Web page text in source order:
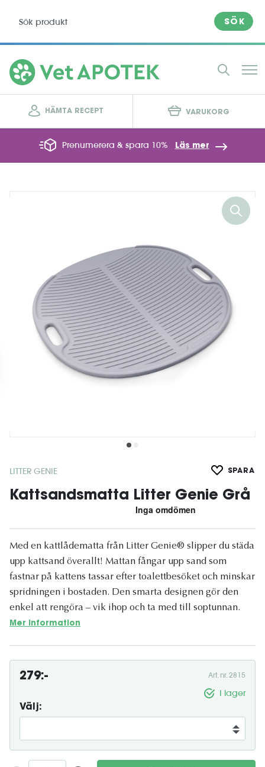
SÖK
HÄMTA RECEPT VARUKORG
Prenumerera & spara 10% Läs mer
LITTER GENIE SPARA
Kattsandsmatta Litter Genie Grå
Med en kattlådematta från Litter Genie® slipper du städa
upp kattsand överallt! Mattan fångar upp sand som
fastnar på kattens tassar efter toalettbesöket och minskar
spridningen i bostaden. Den smarta designen gör den
enkel att rengöra – vik ihop och ta med till soptunnan.
Mer information
279:- Art. nr. 2815
I lager
Välj: